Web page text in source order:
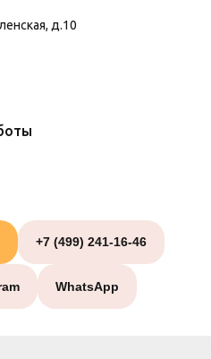
д.10
+7 (499) 241-16-46
WhatsApp